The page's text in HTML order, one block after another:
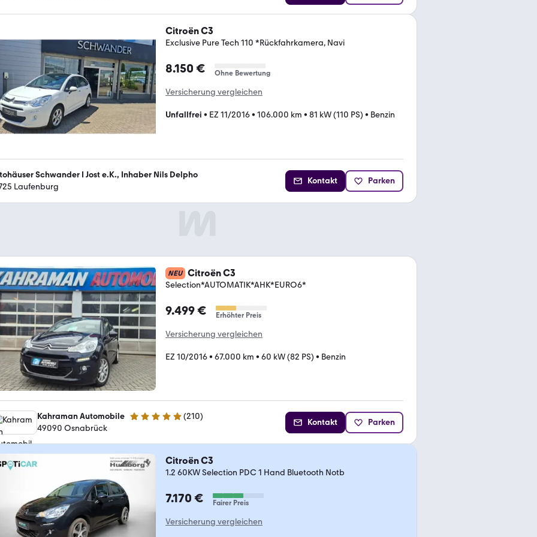
Citroën C3
Exclusive Pure Tech 110 *Rückfahrkamera, Navi
8.150 € Ohne Bewertung
Versicherung vergleichen
Unfallfrei • EZ 11/2016• 106.000 km • 81 kW (110 PS) • Benzin
Schwander I Jost e.K., Inhaber Nils Delpho
Laufenburg
Kontakt Parken
NEU Citroën C3
Selection*AUTOMATIK*AHK*EURO6*
9.499 € Erhöhter Preis
Versicherung vergleichen
EZ 10/2016• 67.000 km • 60 kW (82 PS) • Benzin
Kahraman Automobile 4.8 Sterne (210)
49090 Osnabrück
Kontakt Parken
Citroën C3
1.2 60KW Selection PDC 1 Hand Bluetooth Notb
7.170 € Fairer Preis
Versicherung vergleichen